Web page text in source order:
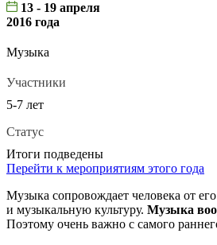
13 - 19 апреля
2016 года
Музыка
Участники
5-7 лет
Статус
Итоги подведены
Перейти к мероприятиям этого года
Музыка сопровождает человека от
и музыкальную культуру. Музыка
Поэтому очень важно с самого